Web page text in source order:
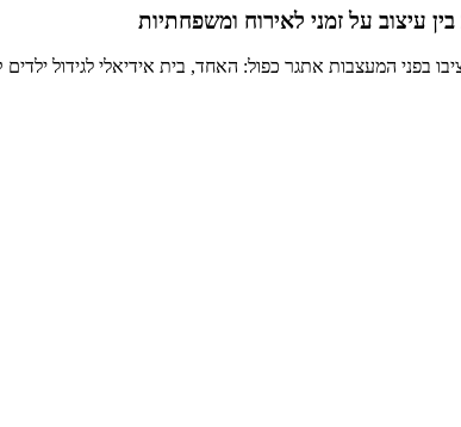
עיצוב על זמני לאירוח ומשפחתיות
בפני המעצבות אתגר כפול: האחד, בית אידיאלי לגידול ילדים